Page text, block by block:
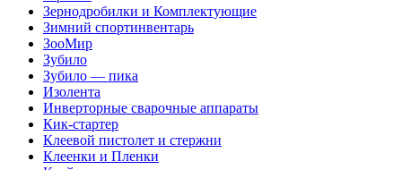
Зернодробилки и Комплектующие
Зимний спортинвентарь
ЗооМир
Зубило
Зубило — пика
Изолента
Инверторные сварочные аппараты
Кик-стартер
Клеевой пистолет и стержни
Клеенки и Пленки